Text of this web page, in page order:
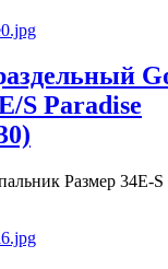
S Paradise
Размер 34E-